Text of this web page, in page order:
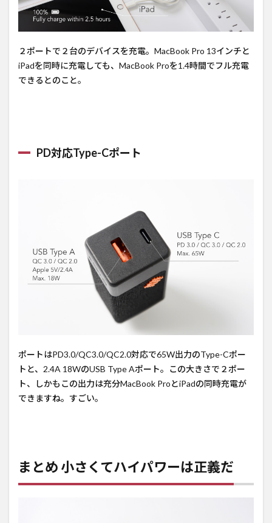
２ポートで２台のデバイスを充電。MacBook Pro 13インチと
iPadを同時に充電しても、MacBook Proを1.4時間でフル充電
できるとのこと。
PD対応Type-Cポート
ポートはPD3.0/QC3.0/QC2.0対応で65W出力のType-Cポー
トと、2.4A 18WのUSB Type Aポート。この大きさで２ポー
ト、しかもこの出力は充分MacBook ProとiPadの同時充電が
できますね。すごい。
まとめ 小さくてハイパワーは正義だ